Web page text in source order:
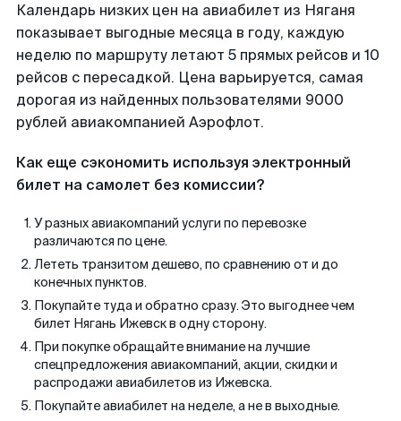
Календарь низких цен на авиабилет из Няганя
показывает выгодные месяца в году, каждую
неделю по маршруту летают 5 прямых рейсов и 10
рейсов с пересадкой. Цена варьируется, самая
дорогая из найденных пользователями 9000
рублей авиакомпанией Аэрофлот.
Как еще сэкономить используя электронный
билет на самолет без комиссии?
У разных авиакомпаний услуги по перевозке
различаются по цене.
Лететь транзитом дешево, по сравнению от и до
конечных пунктов.
Покупайте туда и обратно сразу. Это выгоднее чем
билет Нягань Ижевск в одну сторону.
При покупке обращайте внимание на лучшие
спецпредложения авиакомпаний, акции, скидки и
распродажи авиабилетов из Ижевска.
Покупайте авиабилет на неделе, а не в выходные.